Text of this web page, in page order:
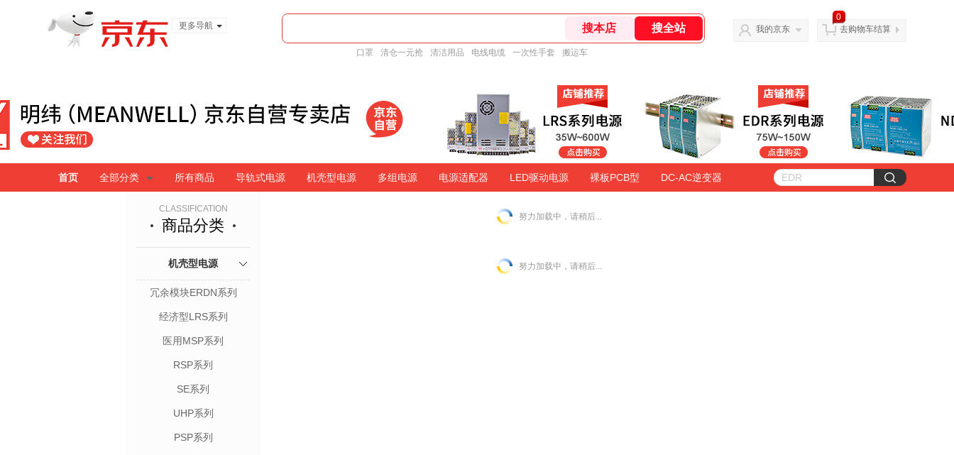
更多导航
口罩 清仓一元抢 清洁用品 电线电缆 一次性手套 搬运车
我的京东
0
去购物车结算
首页 全部分类 所有商品 导轨式电源 机壳型电源 多组电源 电源适配器 LED驱动电源 裸板PCB型 DC-AC逆变器
CLASSIFICATION
商品分类
机壳型电源
冗余模块ERDN系列
经济型LRS系列
医用MSP系列
RSP系列
SE系列
UHP系列
PSP系列
努力加载中，请稍后...
努力加载中，请稍后...